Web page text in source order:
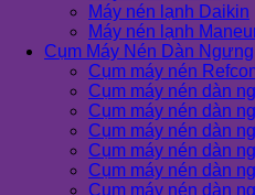
Máy nén lạnh Daikin
Máy nén lạnh
Cụm Máy Nén Dàn Ngưng
Cụm máy nén
Cụm máy nén dàn
Cụm máy nén dàn
Cụm máy nén dàn
Cụm máy nén dàn
Cụm máy nén dàn
Cụm máy nén dàn